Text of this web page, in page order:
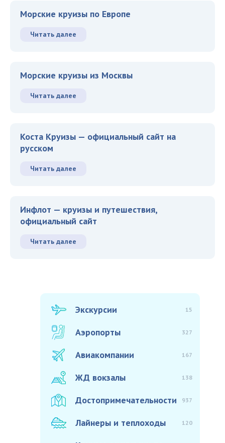
Морские круизы по Европе
Читать далее
Морские круизы из Москвы
Читать далее
Коста Круизы — официальный сайт на
русском
Читать далее
Инфлот — круизы и путешествия,
официальный сайт
Читать далее
Экскурсии 15
Аэропорты 327
Авиакомпании 167
ЖД вокзалы 138
Достопримечательности 937
Лайнеры и теплоходы 120